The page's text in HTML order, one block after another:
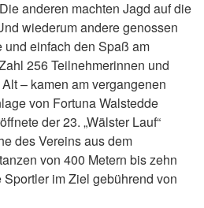
anderen machten Jagd auf die
wiederum andere genossen
einfach den Spaß am
256 Teilnehmerinnen und
– kamen am vergangenen
von Fortuna Walstedde
der 23. „Wälster Lauf“
des Vereins aus dem
von 400 Metern bis zehn
im Ziel gebührend von